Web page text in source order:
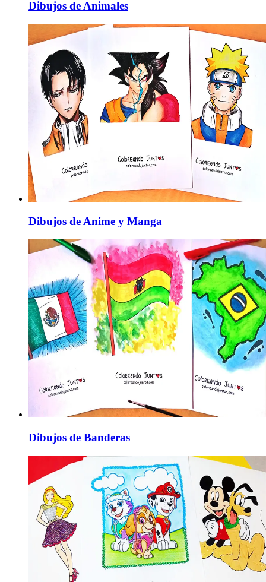
Dibujos de Animales
Dibujos de Anime y Manga
Dibujos de Banderas